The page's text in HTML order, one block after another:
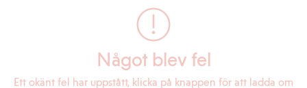
Något blev fel
Ett okänt fel har uppstått, klicka på knappen för att ladda om